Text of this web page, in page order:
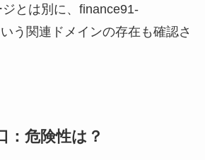
とは別に、finance91-
う関連ドメインの存在も確認さ
：危険性は？